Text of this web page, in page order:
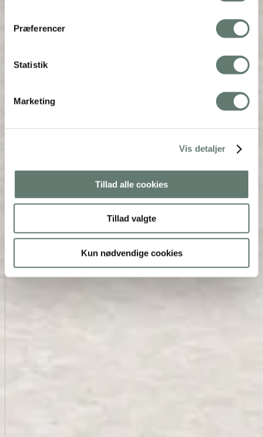
Præferencer
Statistik
Marketing
Vis detaljer
Tillad alle cookies
Tillad valgte
Kun nødvendige cookies